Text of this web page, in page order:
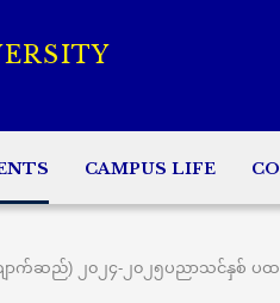
CAMPUS LIFE
ဆည်) ၂၀၂၄-၂၀၂၅ပညာသင်နှစ် ပထမနှ